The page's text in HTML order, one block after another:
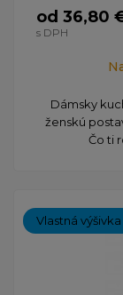
od 36,80
s DPH
Dámsky
ženskú
Čo ti
Vlastná výšivka